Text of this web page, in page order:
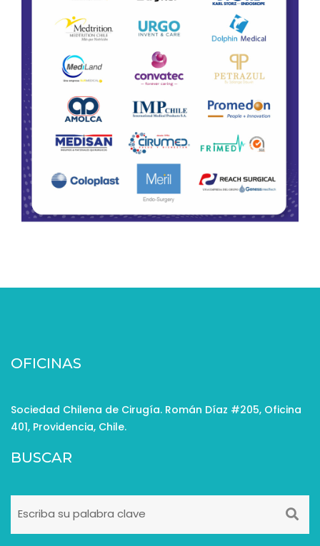
OFICINAS
Sociedad Chilena de Cirugía. Román Díaz #205, Oficina
401, Providencia, Chile.
BUSCAR